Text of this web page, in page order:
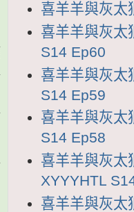
喜羊羊與灰太
喜羊羊與灰太
S14 Ep60
喜羊羊與灰太
S14 Ep59
喜羊羊與灰太
S14 Ep58
喜羊羊與灰太
XYYYHTL
喜羊羊與灰太